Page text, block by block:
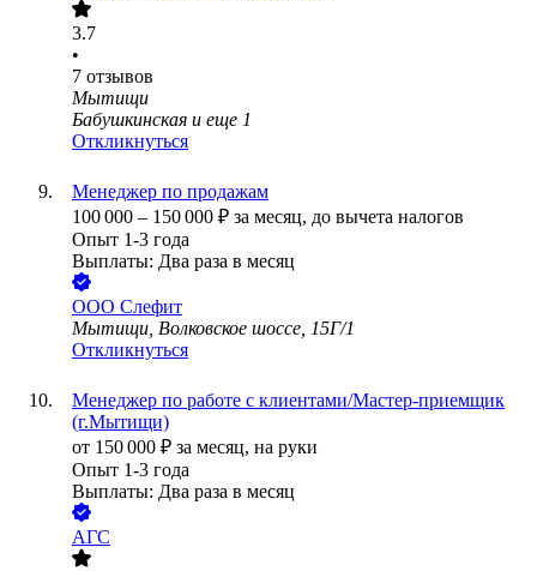
3.7
•
7 отзывов
Мытищи
Бабушкинская и еще 1
Откликнуться
Менеджер по продажам
100 000 – 150 000 ₽ за месяц, до вычета налогов
Опыт 1-3 года
Выплаты: Два раза в месяц
ООО Слефит
Мытищи, Волковское шоссе, 15Г/1
Откликнуться
Менеджер по работе с клиентами/Мастер-приемщик
(г.Мытищи)
от 150 000 ₽ за месяц, на руки
Опыт 1-3 года
Выплаты: Два раза в месяц
АГС